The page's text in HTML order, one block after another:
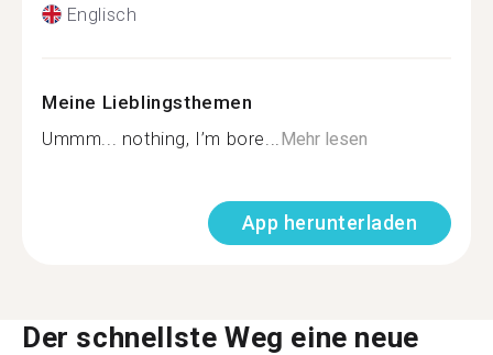
Englisch
Meine Lieblingsthemen
Ummm... nothing, I’m bore... Mehr lesen
App herunterladen
Der schnellste Weg eine neue